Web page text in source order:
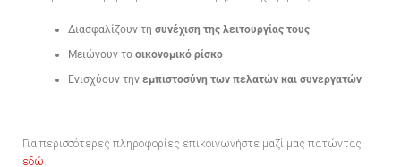
Διασφαλίζουν τη συνέχιση της λειτουργίας τους
Μειώνουν το οικονομικό ρίσκο
Ενισχύουν την εμπιστοσύνη των πελατών και συνεργατών
Για περισσότερες πληροφορίες επικοινωνήστε μαζί μας πατώντας
εδώ.